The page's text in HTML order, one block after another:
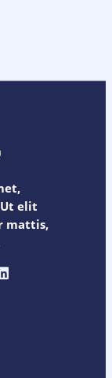
elit
mattis,